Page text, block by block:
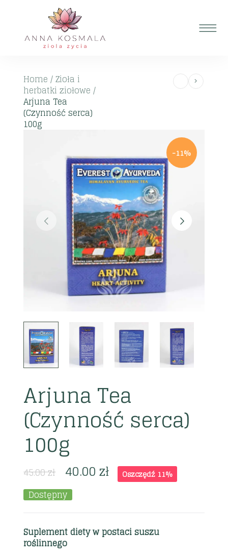
Home /Zioła i
herbatki ziołowe /
Arjuna Tea
(Czynność serca)
100g
-11%
Arjuna Tea
(Czynność serca)
100g
45.00zł 40.00zł Oszczędź 11%
Dostępny
Suplement diety w postaci suszu
roślinnego